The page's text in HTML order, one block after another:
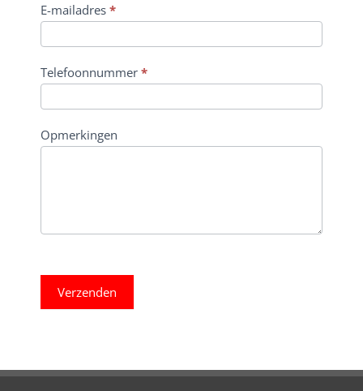
E-mailadres *
Telefoonnummer *
Opmerkingen
Verzenden